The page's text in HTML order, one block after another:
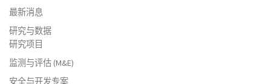
最新消息
研究与数据
研究项目
监测与评估 (M&E)
安全与开发专案